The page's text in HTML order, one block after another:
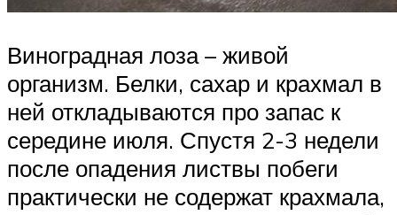
Виноградная лоза – живой
организм. Белки, сахар и крахмал в
ней откладываются про запас к
середине июля. Спустя 2-3 недели
после опадения листвы побеги
практически не содержат крахмала,